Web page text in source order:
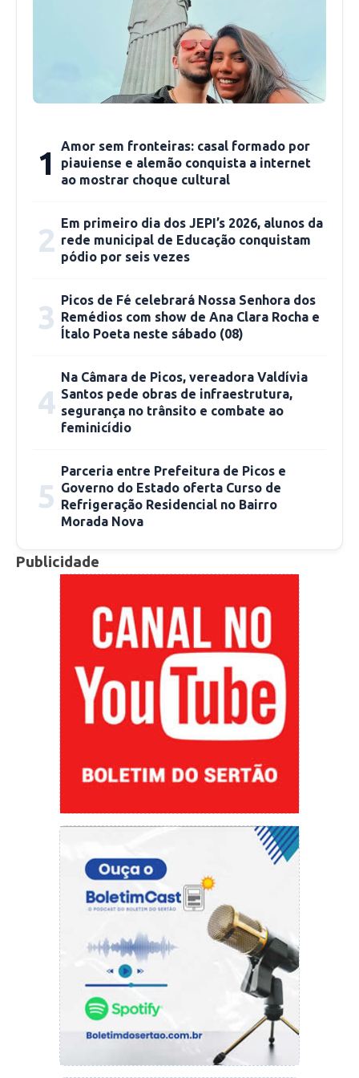
“Nós vamos inaugurar no próximo ano a nova
CPA em Altos, com 1.193 vagas, a maior já
outra em Picos, e uma penitenciária feminina de
Picos. São quatro unidades novas. Vamos
até dezembro de 2026”, afirmou Carlos
Augusto.
As três primeiras inaugurações (incluindo as
duas unidades de Picos) estão previstas para
ocorrer até março de 2026, com a conclusão da
mesmo ano.
Essas obras representam um esforço do
do sistema e gerenciar a população carcerária
em crescimento no Piauí.
1
Amor sem fronteiras: casal formado por
piauiense e alemão conquista a internet
ao mostrar choque cultural
2 Em primeiro dia dos JEPI’s 2026, alunos da
rede municipal de Educação conquistam
pódio por seis vezes
3 Picos de Fé celebrará Nossa Senhora dos
Remédios com show de Ana Clara Rocha e
Ítalo Poeta neste sábado (08)
4
Na Câmara de Picos, vereadora Valdívia
Santos pede obras de infraestrutura,
segurança no trânsito e combate ao
feminicídio
5
Parceria entre Prefeitura de Picos e
Governo do Estado oferta Curso de
Refrigeração Residencial no Bairro
Morada Nova
Publicidade